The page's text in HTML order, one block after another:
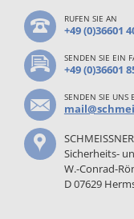
RUFEN SIE AN
+49 (0)36601
SENDEN SIE EIN
+49 (0)36601
SENDEN SIE UNS
Sicherheits-
W.-Conrad-
D 07629